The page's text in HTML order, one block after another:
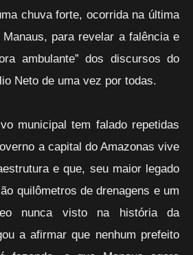
chuva forte, ocorrida na última
para revelar a falência e
ambulante” dos discursos do
Neto de uma vez por todas.
municipal tem falado repetidas
a capital do Amazonas vive
e que, seu maior legado
quilômetros de drenagens e um
nunca visto na história da
a afirmar que nenhum prefeito